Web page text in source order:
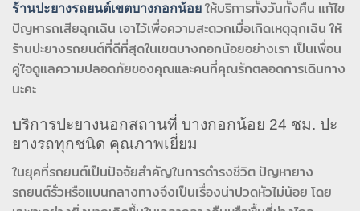
ร้านปะยางรถยนต์เขตบางกอกน้อย ให้บริการทั้งวันทั้งคืน แก้ไข
ปัญหารถเสียฉุกเฉิน เอาไว้เพื่อความสะดวกเมื่อเกิดเหตุฉุกเฉิน ให้
ร้านปะยางรถยนต์ที่ดีที่สุดในเขตบางกอกน้อยอย่างเรา เป็นเพื่อน
คู่ใจดูแลความปลอดภัยของคุณและคนที่คุณรักตลอดการเดินทาง
นะคะ
บริการปะยางนอกสถานที่ บางกอกน้อย 24 ชม. ปะ
ยางรถทุกชนิด คุณภาพเยี่ยม
ในยุคที่รถยนต์เป็นปัจจัยสำคัญในการดำรงชีวิต ปัญหายาง
รถยนต์รั่วหรือแบนกลางทางจึงเป็นเรื่องน่าปวดหัวไม่น้อย โดย